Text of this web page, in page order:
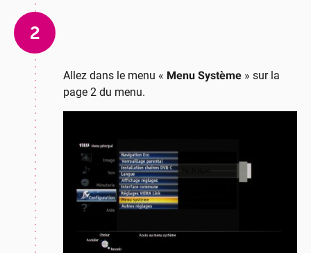
2
Allez dans le menu « Menu Système» sur la
page 2 du menu.